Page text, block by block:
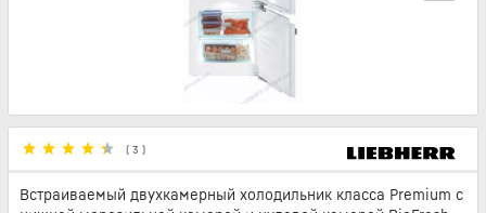
( 3 )
Встраиваемый двухкамерный холодильник класса Premium с